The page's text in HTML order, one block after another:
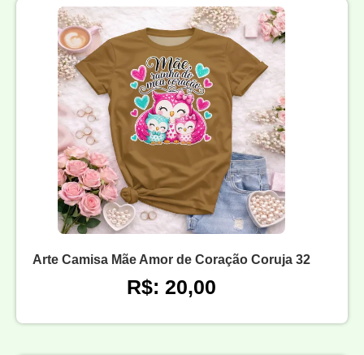
Arte Camisa Mãe Amor de Coração Coruja 32
R$: 20,00